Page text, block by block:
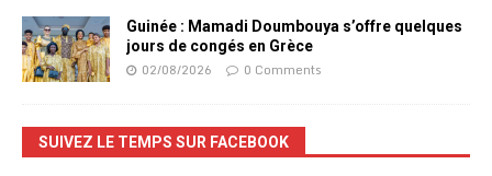
Guinée : Mamadi Doumbouya s’offre quelques
jours de congés en Grèce
02/08/2026 0 Comments
SUIVEZ LE TEMPS SUR FACEBOOK